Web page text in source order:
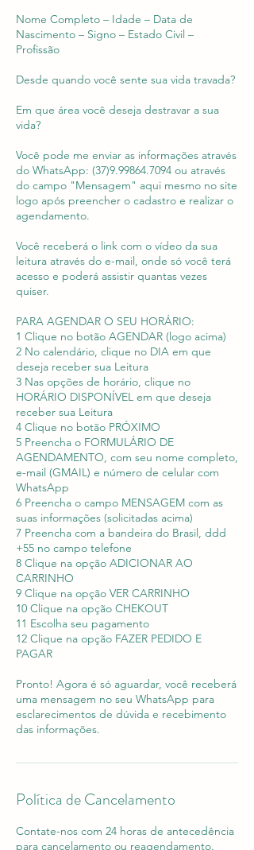
Nome Completo – Idade – Data de
Nascimento – Signo – Estado Civil –
Profissão
Desde quando você sente sua vida travada?
Em que área você deseja destravar a sua
vida?
Você pode me enviar as informações através
do WhatsApp: (37)9.99864.7094 ou através
do campo "Mensagem" aqui mesmo no site
logo após preencher o cadastro e realizar o
agendamento.
Você receberá o link com o vídeo da sua
leitura através do e-mail, onde só você terá
acesso e poderá assistir quantas vezes
quiser.
PARA AGENDAR O SEU HORÁRIO:
1 Clique no botão AGENDAR (logo acima)
2 No calendário, clique no DIA em que
deseja receber sua Leitura
3 Nas opções de horário, clique no
HORÁRIO DISPONÍVEL em que deseja
receber sua Leitura
4 Clique no botão PRÓXIMO
5 Preencha o FORMULÁRIO DE
AGENDAMENTO, com seu nome completo,
e-mail (GMAIL) e número de celular com
WhatsApp
6 Preencha o campo MENSAGEM com as
suas informações (solicitadas acima)
7 Preencha com a bandeira do Brasil, ddd
+55 no campo telefone
8 Clique na opção ADICIONAR AO
CARRINHO
9 Clique na opção VER CARRINHO
10 Clique na opção CHEKOUT
11 Escolha seu pagamento
12 Clique na opção FAZER PEDIDO E
PAGAR
Pronto! Agora é só aguardar, você receberá
uma mensagem no seu WhatsApp para
esclarecimentos de dúvida e recebimento
Política de Cancelamento
Contate-nos com 24 horas de antecedência
para cancelamento ou reagendamento.